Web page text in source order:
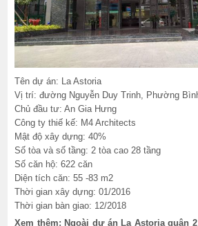
Tên dự án: La Astoria
Vị trí: đường Nguyễn Duy Trinh, Phường
Chủ đầu tư: An Gia Hưng
Công ty thiế kế: M4 Architects
Mật độ xây dựng: 40%
Số tòa và số tầng: 2 tòa cao 28 tầng
Số căn hộ: 622 căn
Diện tích căn: 55 -83 m2
Thời gian xây dựng: 01/2016
Thời gian bàn giao: 12/2018
Xem thêm: Ngoài dự án La Astoria quân